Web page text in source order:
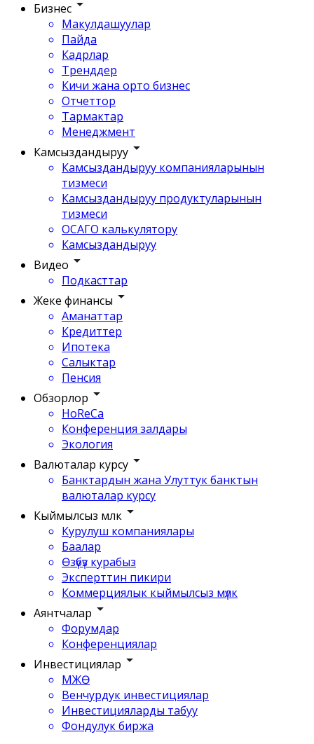
Бизнес
Макулдашуулар
Пайда
Кадрлар
Тренддер
Кичи жана орто бизнес
Отчеттор
Тармактар
Менеджмент
Камсыздандыруу
Камсыздандыруу компанияларынын
тизмеси
Камсыздандыруу продуктуларынын
тизмеси
ОСАГО калькулятору
Камсыздандыруу
Видео
Подкасттар
Жеке финансы
Аманаттар
Кредиттер
Ипотека
Салыктар
Пенсия
Обзорлор
HoReCa
Конференция залдары
Экология
Валюталар курсу
Банктардын жана Улуттук банктын
валюталар курсу
Кыймылсыз мүлк
Курулуш компаниялары
Баалар
Өзүбүз курабыз
Эксперттин пикири
Коммерциялык кыймылсыз мүлк
Аянтчалар
Форумдар
Конференциялар
Инвестициялар
МЖӨ
Венчурдук инвестициялар
Инвестицияларды табуу
Фондулук биржа